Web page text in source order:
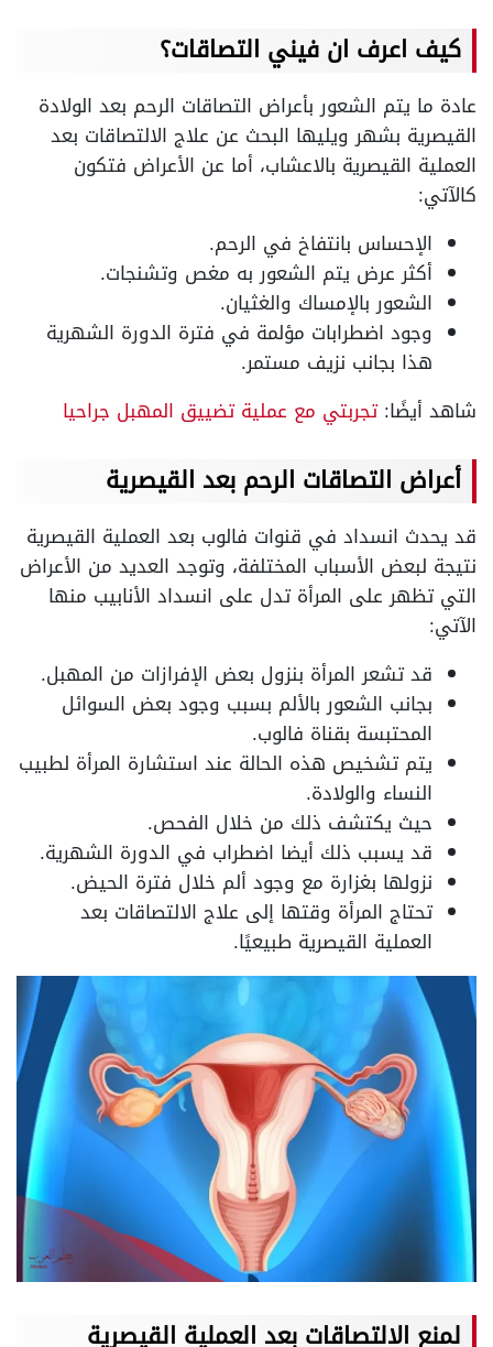
كيف اعرف ان فيني التصاقات؟
عادة ما يتم الشعور بأعراض التصاقات الرحم بعد الولادة
القيصرية بشهر ويليها البحث عن علاج الالتصاقات بعد
العملية القيصرية بالاعشاب، أما عن الأعراض فتكون
كالآتي:
الإحساس بانتفاخ في الرحم.
أكثر عرض يتم الشعور به مغص وتشنجات.
الشعور بالإمساك والغثيان.
وجود اضطرابات مؤلمة في فترة الدورة الشهرية
هذا بجانب نزيف مستمر.
شاهد أيضًا:تجربتي مع عملية تضييق المهبل جراحيا
أعراض التصاقات الرحم بعد القيصرية
قد يحدث انسداد في قنوات فالوب بعد العملية القيصرية
نتيجة لبعض الأسباب المختلفة، وتوجد العديد من الأعراض
التي تظهر على المرأة تدل على انسداد الأنابيب منها
الآتي:
قد تشعر المرأة بنزول بعض الإفرازات من المهبل.
بجانب الشعور بالألم بسبب وجود بعض السوائل
المحتبسة بقناة فالوب.
يتم تشخيص هذه الحالة عند استشارة المرأة لطبيب
النساء والولادة.
حيث يكتشف ذلك من خلال الفحص.
قد يسبب ذلك أيضا اضطراب في الدورة الشهرية.
نزولها بغزارة مع وجود ألم خلال فترة الحيض.
تحتاج المرأة وقتها إلى علاج الالتصاقات بعد
العملية القيصرية طبيعيًا.
لمنع الالتصاقات بعد العملية القيصرية